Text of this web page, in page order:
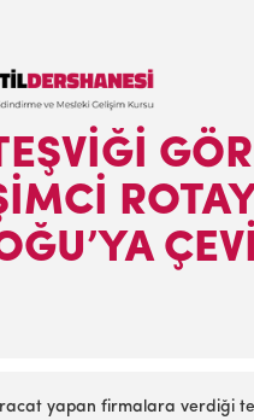
yapan firmalara verdiği